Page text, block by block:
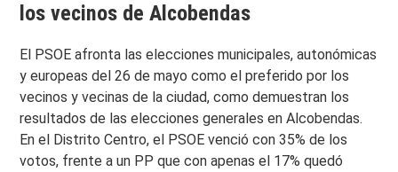
los vecinos de Alcobendas
El PSOE afronta las elecciones municipales, autonómicas
y europeas del 26 de mayo como el preferido por los
vecinos y vecinas de la ciudad, como demuestran los
resultados de las elecciones generales en Alcobendas.
En el Distrito Centro, el PSOE venció con 35% de los
votos, frente a un PP que con apenas el 17% quedó